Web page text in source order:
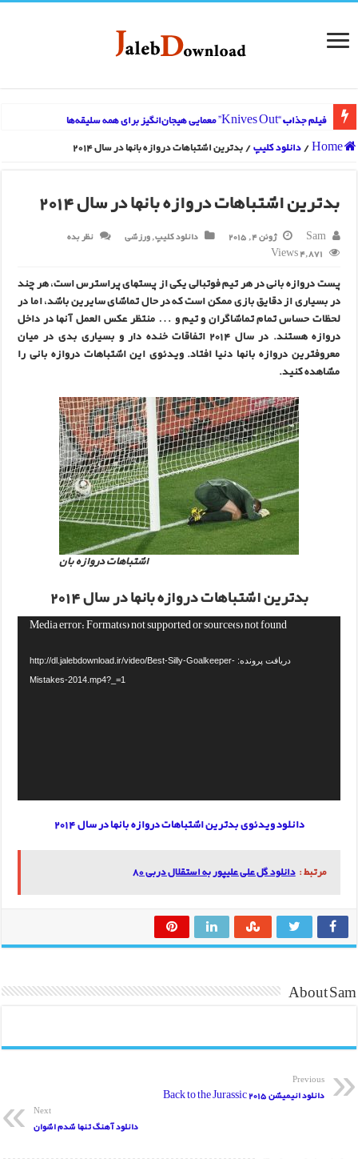
فیلم جذاب “Knives Out” معمایی هیجان‌انگیز برای همه سلیقه‌ها
Home
/دانلود کلیپ/بدترین اشتباهات دروازه بانها در سال 2014
بدترین اشتباهات دروازه بانها در سال 2014
Sam ژوئن 4, 2015 دانلود کلیپ,ورزشی
نظر بده
4,871 Views
پست دروازه بانی در هر تیم فوتبالی یکی از پستهای پراسترس است، هر چند
در بسیاری از دقایق بازی ممکن است که در حال تماشای سایرین باشد، اما در
لحظات حساس تمام تماشاگران و تیم و … منتظر عکس العمل آنها در داخل
دروازه هستند. در سال 2014 اتفاقات خنده دار و بسیاری بدی در میان
معروفترین دروازه بانها دنیا افتاد. ویدئوی این اشتباهات دروازه بانی را
مشاهده کنید.
اشتباهات دروازه بان
بدترین اشتباهات دروازه بانها در سال 2014
Media error: Format(s) not supported or source(s) not found
دریافت پرونده: http://dl.jalebdownload.ir/video/Best-Silly-Goalkeeper-
Mistakes-2014.mp4?_=1
دانلود ویدئوی بدترین اشتباهات دروازه بانها در سال 2014
مرتبط : دانلود گل علی علیپور به استقلال دربی 80
About Sam
Previous
دانلود انیمیشن Back to the Jurassic 2015
Next
دانلود آهنگ تنها شدم اشوان